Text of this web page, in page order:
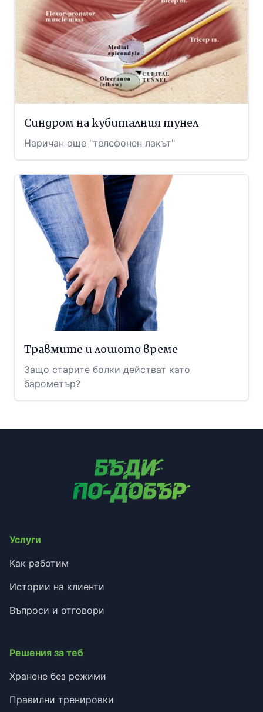
Синдром на кубиталния тунел
Наричан още "телефонен лакът"
Травмите и лошото време
Защо старите болки действат като
барометър?
Услуги
Как работим
Истории на клиенти
Въпроси и отговори
Решения за теб
Хранене без режими
Правилни тренировки